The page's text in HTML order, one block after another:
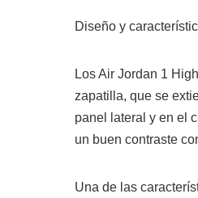
Diseño y
Los Air Jordan 1
zapatilla, que se
panel lateral y en el
un buen contraste
Una de las